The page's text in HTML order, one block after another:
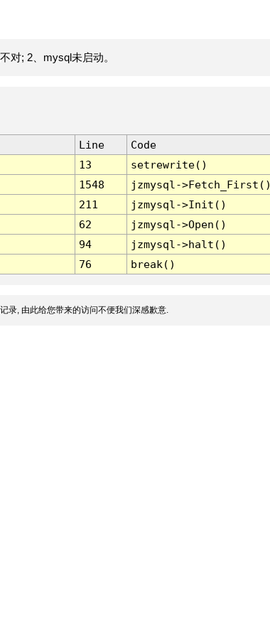
对; 2、mysql未启动。
Line
Code
13
setrewrite()
1548
jzmysql-
211
jzmysql->Init()
62
jzmysql->Open()
94
jzmysql->halt()
76 break()
录, 由此给您带来的访问不便我们深感歉意.